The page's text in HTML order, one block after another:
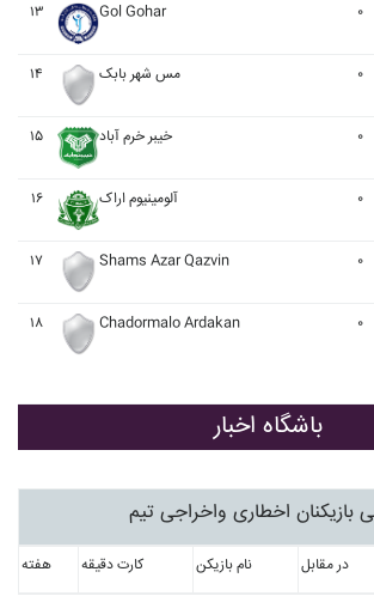
۱۳ Gol Gohar ۰
۱۴ مس شهر بابک ۰
۱۵ خيبر خرم آباد ۰
۱۶ آلومينيوم اراک ۰
۱۷ Shams Azar Qazvin ۰
۱۸ Chadormalo Ardakan ۰
باشگاه اخبار
بازیکنان اخطاری واخراجی تیم
هفته کارت دقیقه نام بازیکن در مقابل